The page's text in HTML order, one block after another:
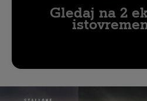
Gledaj na 2